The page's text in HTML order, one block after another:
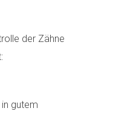
der Zähne
gutem